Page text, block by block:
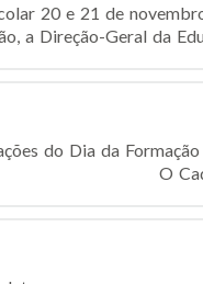
20 e 21 de
Direção-Geral da
do Dia da Formação